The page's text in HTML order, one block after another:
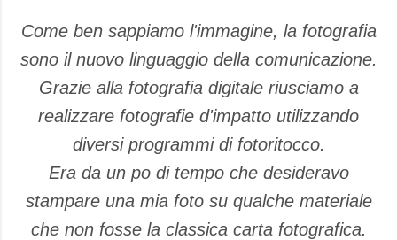
Come ben sappiamo l'immagine, la fotografia
sono il nuovo linguaggio della comunicazione.
Grazie alla fotografia digitale riusciamo a
realizzare fotografie d'impatto utilizzando
diversi programmi di fotoritocco.
Era da un po di tempo che desideravo
stampare una mia foto su qualche materiale
che non fosse la classica carta fotografica.